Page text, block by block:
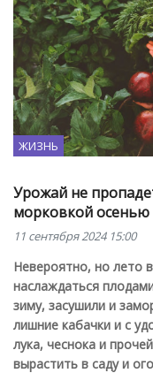
ЖИЗНЬ
Урожай не
морковкой осенью
11 сентября 2024 15:00
Невероятно, но лето
наслаждаться
зиму, засушили и
лишние кабачки и с
лука, чеснока и
вырастить в саду и